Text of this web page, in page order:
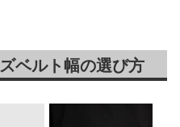
ベルト幅の選び方